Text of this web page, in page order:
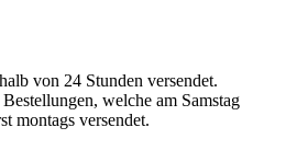
von 24 Stunden versendet.
welche am Samstag
montags versendet.